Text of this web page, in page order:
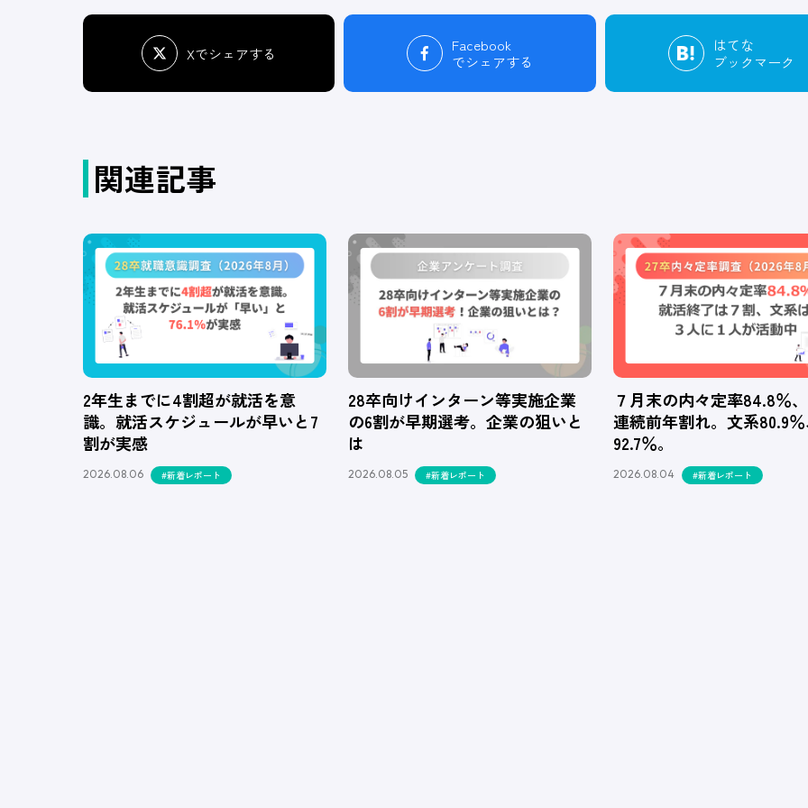
Xでシェアする
Facebook
でシェアする
はてな
ブックマーク
関連記事
2年生までに4割超が就活を意
識。就活スケジュールが早いと7
割が実感
2026.08.06 #新着レポート
28卒向けインターン等実施企業
の6割が早期選考。企業の狙いと
は
2026.08.05 #新着レポート
７月末の内々定率84.8％
連続前年割れ。文系80.9
92.7％。
2026.08.04 #新着レポート